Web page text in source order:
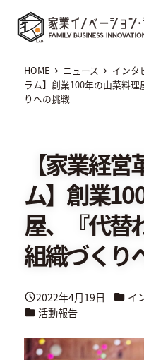
家業イノベーショ
HOME ニュース インタ
ラム】創業100年の山菜料
りへの挑戦
【家業経
ム】創業
屋、『代替
組織づくり
投稿日
2022年4月19日 カテイ
カテゴリー
活動報告